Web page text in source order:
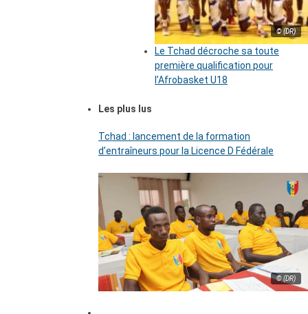
© (DR)
Le Tchad décroche sa toute
première qualification pour
l’Afrobasket U18
Les plus lus
Tchad : lancement de la formation
d’entraîneurs pour la Licence D Fédérale
© (DR)